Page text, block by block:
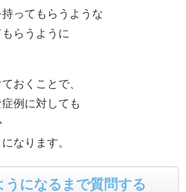
ってもらうような
らうように
おくことで、
例に対しても
なります。
うになるまで質問する